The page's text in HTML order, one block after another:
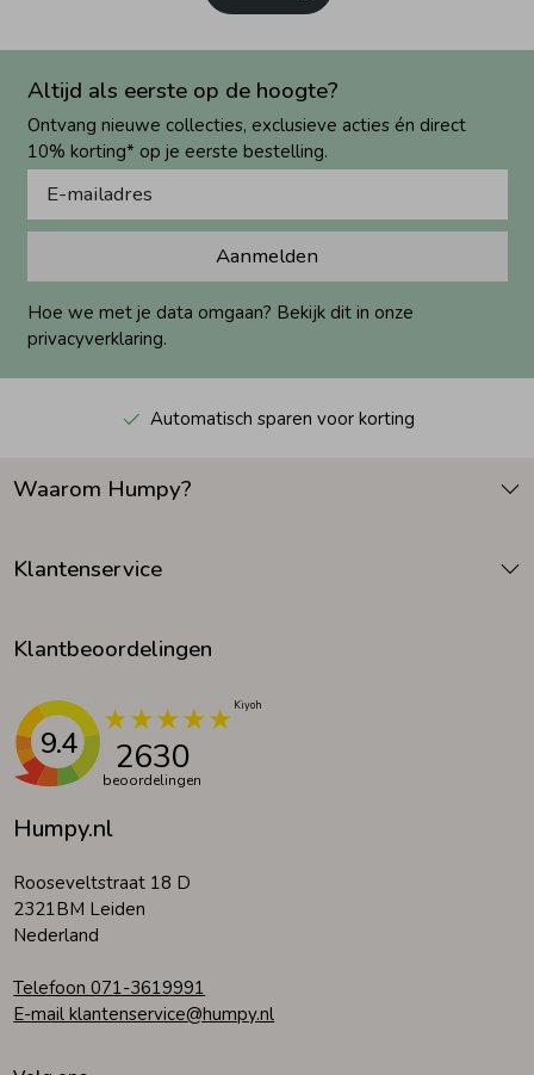
Altijd als eerste op de hoogte?
Ontvang nieuwe collecties, exclusieve acties én direct
10% korting* op je eerste bestelling.
Aanmelden
Hoe we met je data omgaan? Bekijk dit in onze
privacyverklaring.
Automatisch sparen voor korting
Humpy.nl
Rooseveltstraat 18 D
2321BM Leiden
Nederland
Telefoon 071-3619991
E-mail klantenservice@humpy.nl
Waarom Humpy?
Klantenservice
Klantbeoordelingen
9.4 2630
beoordelingen